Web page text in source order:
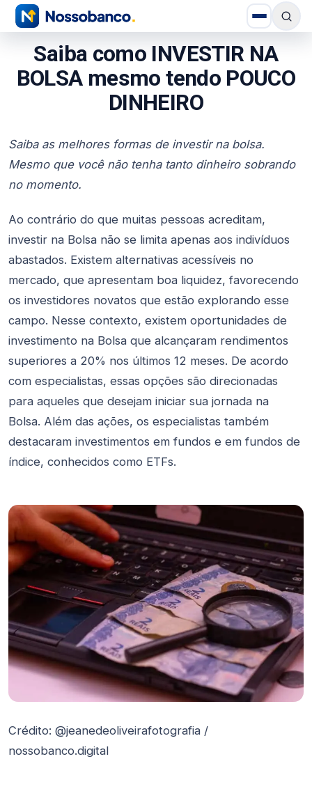
Saiba como INVESTIR NA
BOLSA mesmo tendo POUCO
DINHEIRO
Saiba as melhores formas de investir na bolsa.
Mesmo que você não tenha tanto dinheiro sobrando
no momento.
Ao contrário do que muitas pessoas acreditam,
investir na Bolsa não se limita apenas aos indivíduos
abastados. Existem alternativas acessíveis no
mercado, que apresentam boa liquidez, favorecendo
os investidores novatos que estão explorando esse
campo. Nesse contexto, existem oportunidades de
investimento na Bolsa que alcançaram rendimentos
superiores a 20% nos últimos 12 meses. De acordo
com especialistas, essas opções são direcionadas
para aqueles que desejam iniciar sua jornada na
Bolsa. Além das ações, os especialistas também
destacaram investimentos em fundos e em fundos de
índice, conhecidos como ETFs.
Crédito: @jeanedeoliveirafotografia /
nossobanco.digital